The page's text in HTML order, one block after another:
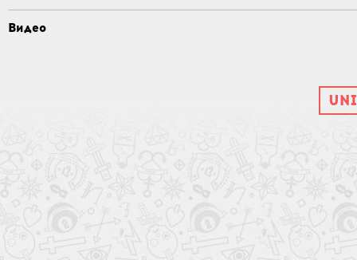
Видео